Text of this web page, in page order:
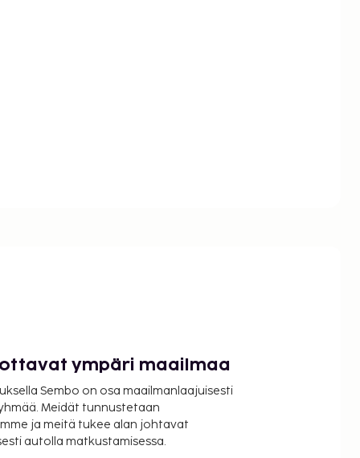
ympäri maailmaa
Sembo on osa maailmanlaajuisesti
Meidät tunnustetaan
ja meitä tukee alan johtavat
autolla matkustamisessa.